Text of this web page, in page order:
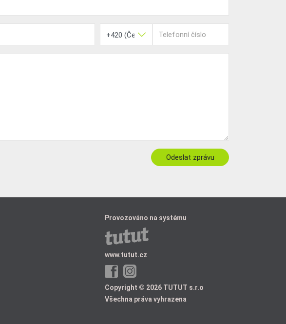
Telefonní číslo
Provozováno na systému
www.tutut.cz
Copyright © 2026 TUTUT s.r.o
Všechna práva vyhrazena